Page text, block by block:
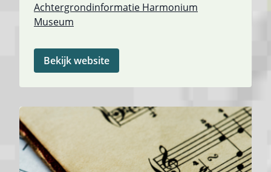
Achtergrondinformatie Harmonium
Museum
Bekijk website